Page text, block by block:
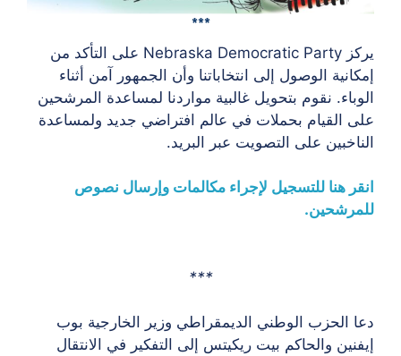
***
يركز Nebraska Democratic Party على التأكد من
إمكانية الوصول إلى انتخاباتنا وأن الجمهور آمن أثناء
الوباء. نقوم بتحويل غالبية مواردنا لمساعدة المرشحين
على القيام بحملات في عالم افتراضي جديد ولمساعدة
الناخبين على التصويت عبر البريد.
انقر هنا للتسجيل لإجراء مكالمات وإرسال نصوص
للمرشحين.
***
دعا الحزب الوطني الديمقراطي وزير الخارجية بوب
إيفنين والحاكم بيت ريكيتس إلى التفكير في الانتقال